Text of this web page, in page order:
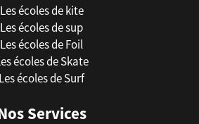
Les écoles de kite
Les écoles de sup
Les écoles de Foil
écoles de Skate
Les écoles de Surf
Services